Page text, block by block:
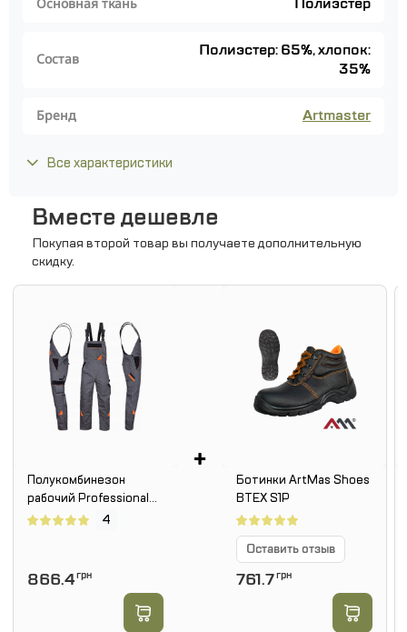
Состав
Полиэстер: 65%, хлопок:
35%
Бренд Artmaster
Все характеристики
Вместе дешевле
Покупая второй товар вы получаете дополнительную
скидку.
Полукомбинезон
рабочий Professional
Grey
4
866.4грн
+
Ботинки ArtMas Shoes
BTEX S1P
Оставить отзыв
761.7грн